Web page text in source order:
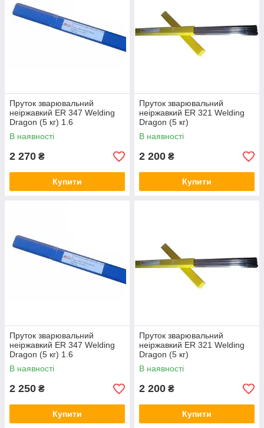
Пруток зварювальний
неіржавкий ER 347 Welding
Dragon (5 кг) 1.6
В наявності
2 270 ₴
Купити
Пруток зварювальний
неіржавкий ER 321 Welding
Dragon (5 кг)
В наявності
2 200 ₴
Купити
Пруток зварювальний
неіржавкий ER 347 Welding
Dragon (5 кг) 1.6
В наявності
2 250 ₴
Купити
Пруток зварювальний
неіржавкий ER 321 Welding
Dragon (5 кг)
В наявності
2 200 ₴
Купити